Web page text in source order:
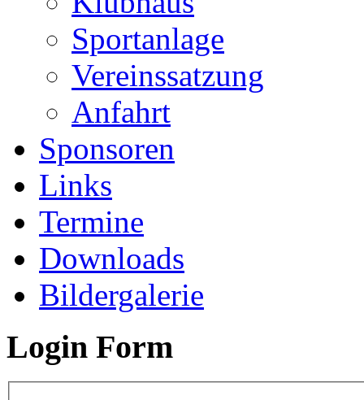
Sportanlage
Vereinssatzung
Anfahrt
Sponsoren
Links
Termine
Downloads
Bildergalerie
Login Form